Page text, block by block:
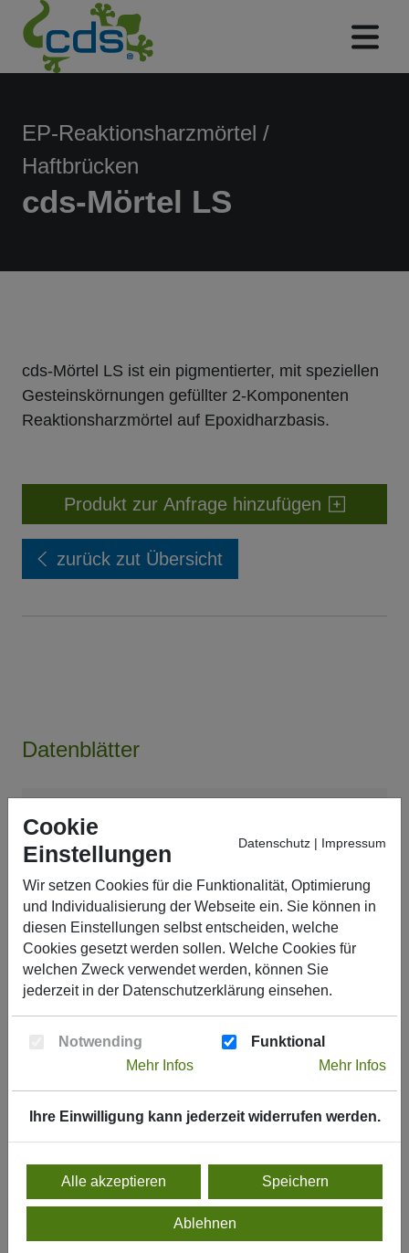
EP-Reaktionsharzmörtel /
Haftbrücken
cds-Mörtel LS
cds-Mörtel LS ist ein pigmentierter, mit speziellen
Gesteinskörnungen gefüllter 2-Komponenten
Reaktionsharzmörtel auf Epoxidharzbasis.
Produkt zur Anfrage hinzufügen
zurück zut Übersicht
Datenblätter
Sicherheitsdatenblätter
In folgenden Systemen enthalten
Passend zum Anwendungsbereich
Cookie
Einstellungen
Datenschutz | Impressum
Wir setzen Cookies für die Funktionalität, Optimierung
und Individualisierung der Webseite ein. Sie können in
diesen Einstellungen selbst entscheiden, welche
Cookies gesetzt werden sollen. Welche Cookies für
welchen Zweck verwendet werden, können Sie
jederzeit in der Datenschutzerklärung einsehen.
Notwending
Mehr Infos
Funktional
Mehr Infos
Ihre Einwilligung kann jederzeit widerrufen werden.
Alle akzeptieren Speichern
Ablehnen